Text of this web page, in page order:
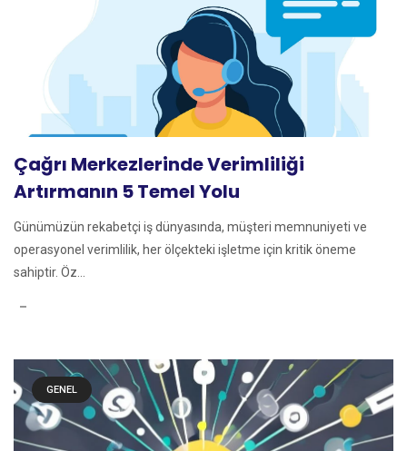
Çağrı Merkezlerinde Verimliliği
Artırmanın 5 Temel Yolu
Günümüzün rekabetçi iş dünyasında, müşteri memnuniyeti ve
operasyonel verimlilik, her ölçekteki işletme için kritik öneme
sahiptir. Öz...
GENEL